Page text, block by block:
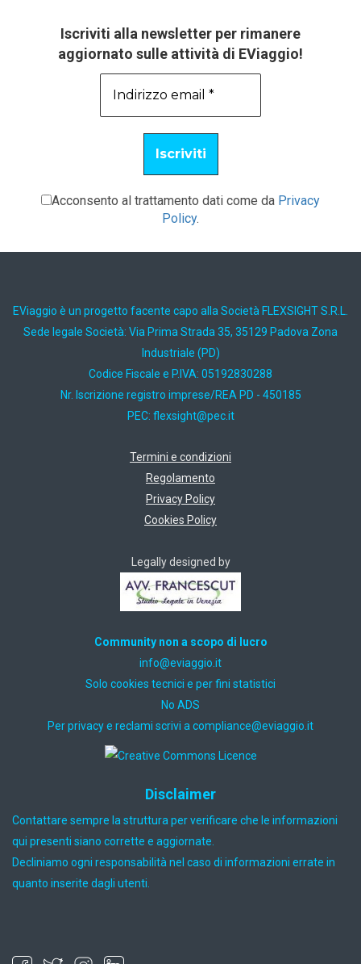
Iscriviti alla newsletter per rimanere
aggiornato sulle attività di EViaggio!
Acconsento al trattamento dati come da Privacy
Policy.
EViaggio è un progetto facente capo alla Società FLEXSIGHT S.R.L.
Sede legale Società: Via Prima Strada 35, 35129 Padova Zona
Industriale (PD)
Codice Fiscale e P.IVA: 05192830288
Nr. Iscrizione registro imprese/REA PD - 450185
PEC: ti.cep@thgisxelf
Termini e condizioni
Regolamento
Privacy Policy
Cookies Policy
Legally designed by
Community non a scopo di lucro
ti.oiggaive@ofni
Solo cookies tecnici e per fini statistici
No ADS
Per privacy e reclami scrivi a ti.oiggaive@ecnailpmoc
Disclaimer
Contattare sempre la struttura per verificare che le informazioni
qui presenti siano corrette e aggiornate.
Decliniamo ogni responsabilità nel caso di informazioni errate in
quanto inserite dagli utenti.